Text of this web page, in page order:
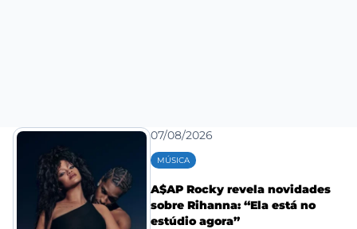
07/08/2026
MÚSICA
A$AP Rocky revela novidades
sobre Rihanna: “Ela está no
estúdio agora”